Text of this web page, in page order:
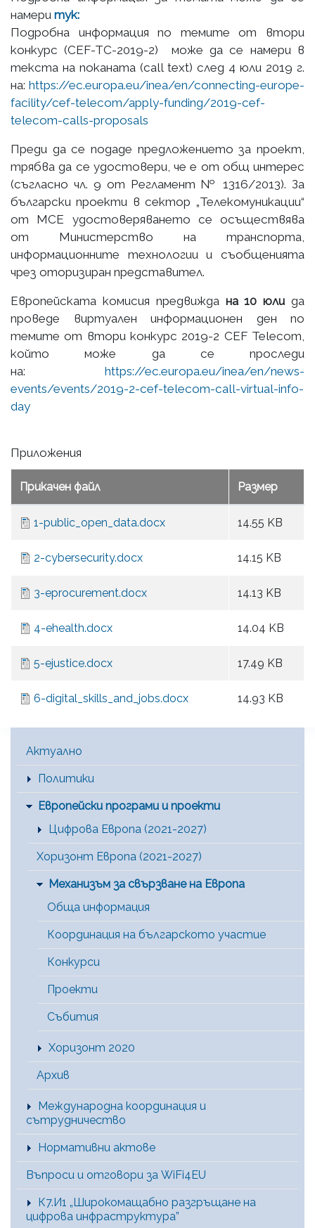
намери тук:
Подробна информация по темите от втори
конкурс (CEF-TC-2019-2) може да се намери в
текста на поканата (call text) след 4 юли 2019 г.
на: https://ec.europa.eu/inea/en/connecting-europe-
facility/cef-telecom/apply-funding/2019-cef-
telecom-calls-proposals
Преди да се подаде предложението за проект,
трябва да се удостовери, че е от общ интерес
(съгласно чл. 9 от Регламент № 1316/2013). За
български проекти в сектор „Телекомуникации“
от МСЕ удостоверяването се осъществява
от Министерство на транспорта,
информационните технологии и съобщенията
чрез оторизиран представител.
Европейската комисия предвижда на 10 юли да
проведе виртуален информационен ден по
темите от втори конкурс 2019-2 CEF Telecom,
който може да се проследи
на: https://ec.europa.eu/inea/en/news-
events/events/2019-2-cef-telecom-call-virtual-info-
day
Приложения
Прикачен файл Размер
1-public_open_data.docx 14.55 KB
2-cybersecurity.docx 14.15 KB
3-eprocurement.docx 14.13 KB
4-ehealth.docx 14.04 KB
5-ejustice.docx 17.49 KB
6-digital_skills_and_jobs.docx 14.93 KB
Main Menu [BG]
Актуално
Политики
Европейски програми и проекти
Цифрова Европа (2021-2027)
Хоризонт Европа (2021-2027)
Механизъм за свързване на Европа
Обща информация
Координация на българското участие
Конкурси
Проекти
Събития
Хоризонт 2020
Архив
Международна координация и
сътрудничество
Нормативни актове
Въпроси и отговори за WiFi4EU
К7.И1 „Широкомащабно разгръщане на
цифрова инфраструктура”